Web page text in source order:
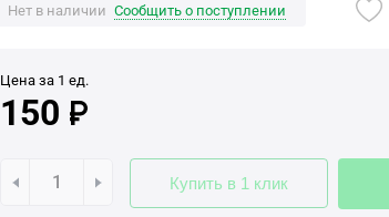
Нет в наличии Сообщить о поступлении
Цена за 1 ед.
150
Купить в 1 клик